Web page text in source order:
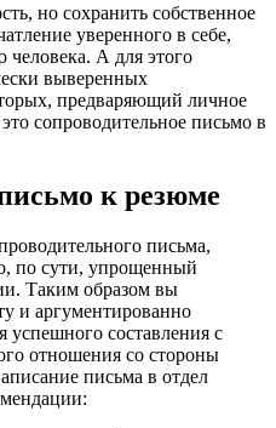
но сохранить собственное
уверенного в себе,
человека. А для этого
выверенных
предваряющий личное
сопроводительное письмо в
к резюме
письма,
по сути, упрощенный
Таким образом вы
и аргументированно
успешного составления с
отношения со стороны
письма в отдел